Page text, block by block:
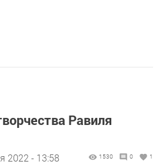
Равиля
2022 - 13:58 1530 0 1